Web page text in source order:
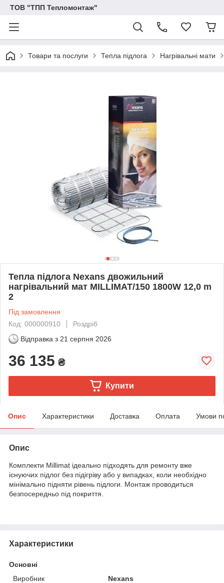
ТОВ "ТПП Тепломонтаж"
Товари та послуги Тепла підлога Нагрівальні мати
Тепла підлога Nexans двожильний
нагрівальний мат MILLIMAT/150 1800W 12,0 m
2
Під замовлення
Код: 000000910
Роздріб
Відправка з 21 серпня 2026
36 135 ₴
Купити
Опис Характеристики Доставка Оплата Умови
Опис
Комплекти Millimat ідеально підходять для ремонту вже
існуючих підлог без підігріву або у випадках, коли необхідно
мінімально підняти рівень підлоги. Монтаж проводиться
безпосередньо під покриття.
Характеристики
Основні
Виробник
Nexans